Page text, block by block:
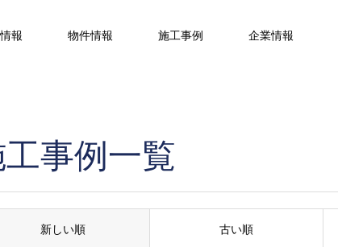
報 物件情報 施工事例 企業情報
事例一覧
新しい順 古い順